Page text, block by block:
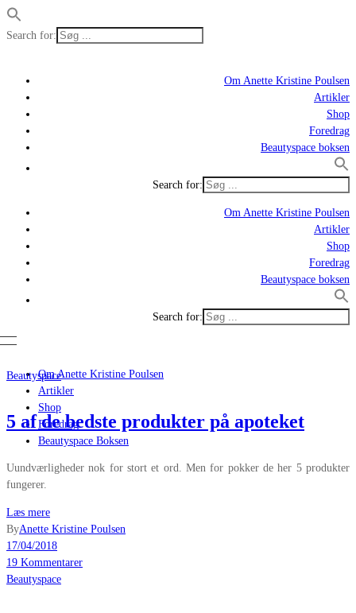
Search for:
Om Anette Kristine Poulsen
Artikler
Shop
Foredrag
Beautyspace boksen
Search for:
Om Anette Kristine Poulsen
Artikler
Shop
Foredrag
Beautyspace boksen
Search for:
Om Anette Kristine Poulsen
Artikler
Shop
Foredrag
Beautyspace Boksen
Beautyspace
5 af de bedste produkter på apoteket
Uundværligheder nok for stort et ord. Men for pokker de her 5 produkter
fungerer.
Læs mere
ByAnette Kristine Poulsen
17/04/2018
19 Kommentarer
Beautyspace